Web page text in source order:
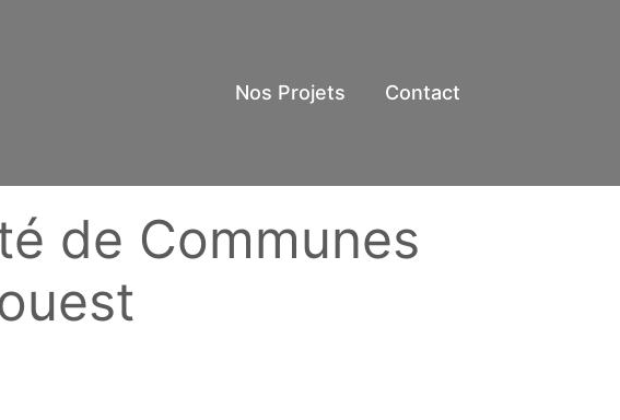
Nos Projets Contact
de Communes